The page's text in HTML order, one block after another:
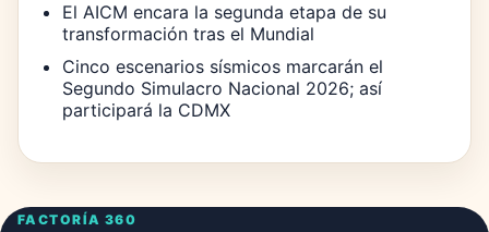
El AICM encara la segunda etapa de su
transformación tras el Mundial
Cinco escenarios sísmicos marcarán el
Segundo Simulacro Nacional 2026; así
participará la CDMX
FACTORÍA 360